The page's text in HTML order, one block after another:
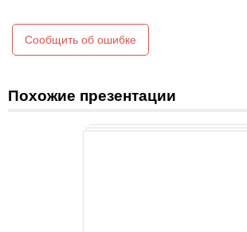
Сообщить об ошибке
Похожие презентации